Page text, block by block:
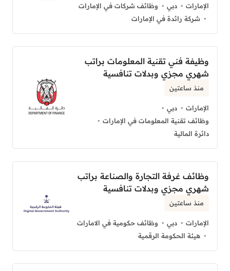
الإمارات دبي
وظائف شركات في الإمارات
شركة رائدة في الإمارات
وظيفة فني تقنية المعلومات براتب
شهري مجزي وبدلات تنافسية
منذ ساعتين
الإمارات
دبي
وظائف تقنية المعلومات في الإمارات
دائرة المالية
وظائف غرفة التجارة والصناعة براتب
شهري مجزي وبدلات تنافسية
منذ ساعتين
الإمارات دبي
وظائف حكومية في الامارات
هيئة الحكومة الرقمية